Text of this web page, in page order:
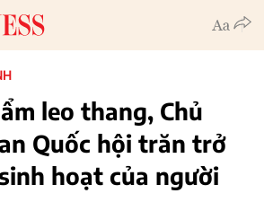
leo thang, Chủ
Quốc hội trăn trở
hoạt của người